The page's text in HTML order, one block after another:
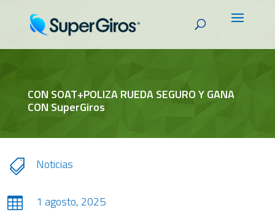
CON SOAT+POLIZA RUEDA SEGURO Y GANA
CON SuperGiros
 Noticias
 1 agosto, 2025